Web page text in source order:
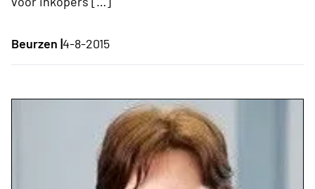
Beurzen |4-8-2015